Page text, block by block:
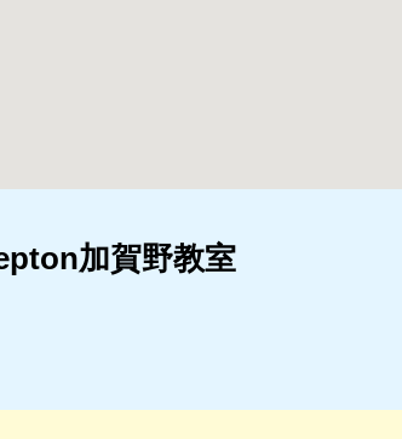
加賀野教室